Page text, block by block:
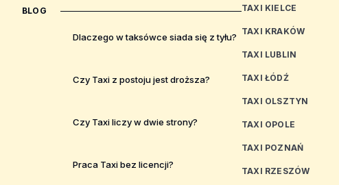
BLOG
Dlaczego w taksówce siada się z tyłu?
Czy Taxi z postoju jest droższa?
Czy Taxi liczy w dwie strony?
Praca Taxi bez licencji?
TAXI KIELCE
TAXI KRAKÓW
TAXI LUBLIN
TAXI ŁÓDŹ
TAXI OLSZTYN
TAXI OPOLE
TAXI POZNAŃ
TAXI RZESZÓW